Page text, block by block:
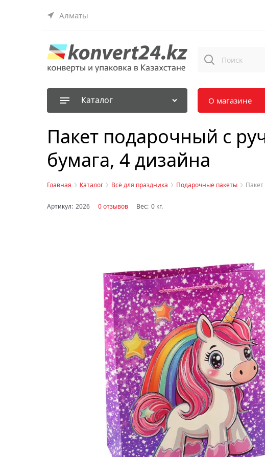
Алматы
Каталог О магазине
Пакет подарочный с
бумага, 4 дизайна
Главная Каталог Всё для праздника Подарочные пакеты
Артикул: 2026 0 отзывов Вес: 0 кг.